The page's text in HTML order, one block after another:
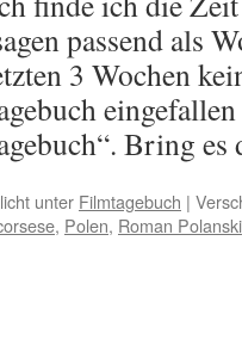
passend als
3 Wochen
Bring
unter Filmtagebuch |
, Polen, Roman Polanski